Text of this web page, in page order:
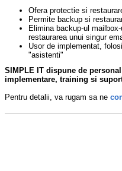
Ofera protectie si
Permite backup si
Elimina backup-ul
restaurarea unui singur
Usor de implementat,
"asistenti"
SIMPLE IT dispune de
implementare, training si
Pentru detalii, va rugam sa ne